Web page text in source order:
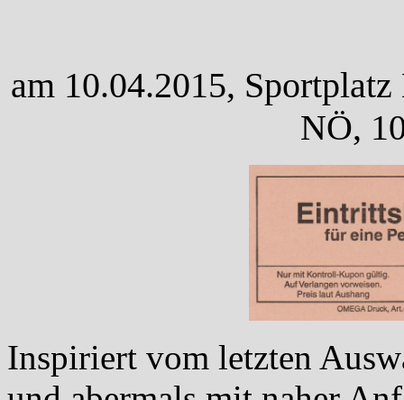
am 10.04.2015,
NÖ,
Inspiriert vom letzten